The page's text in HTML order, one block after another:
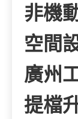
非機
空間
廣州
提檔